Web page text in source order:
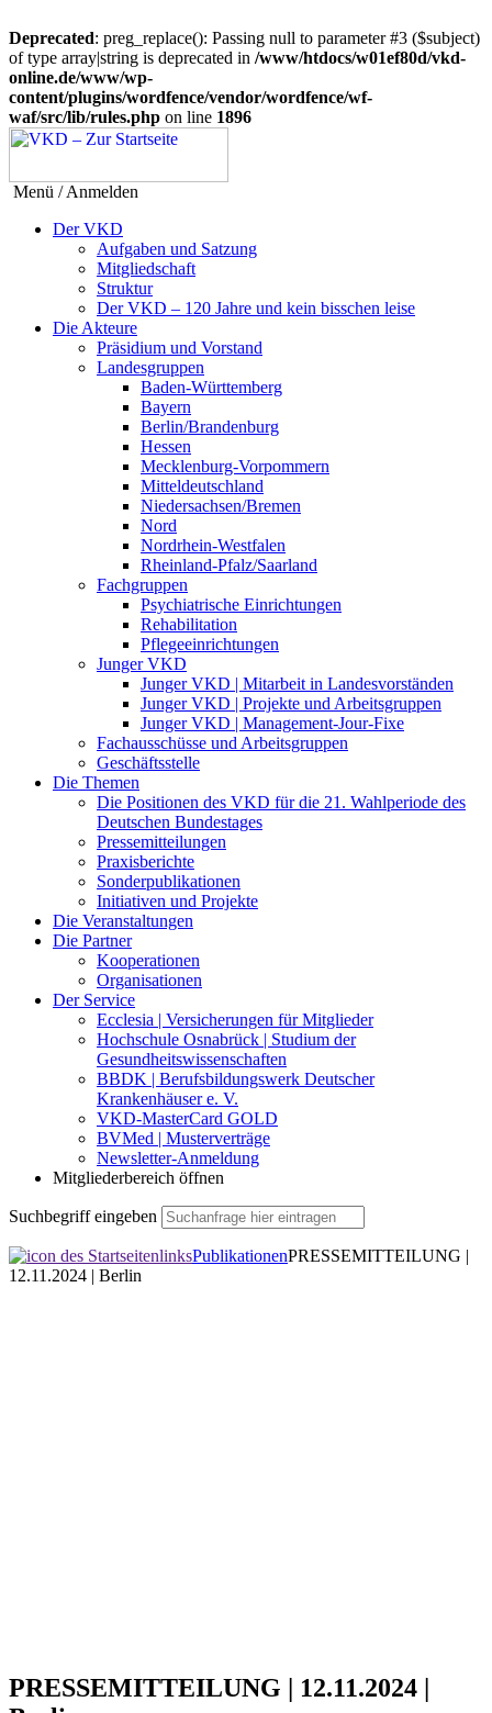
Deprecated: preg_replace(): Passing null to parameter #3 ($subject)
of type array|string is deprecated in /www/htdocs/w01ef80d/vkd-
online.de/www/wp-
content/plugins/wordfence/vendor/wordfence/wf-
waf/src/lib/rules.php on line 1896
Menü / Anmelden
Der VKD
Aufgaben und Satzung
Mitgliedschaft
Struktur
Der VKD – 120 Jahre und kein bisschen leise
Die Akteure
Präsidium und Vorstand
Landesgruppen
Baden-Württemberg
Bayern
Berlin/Brandenburg
Hessen
Mecklenburg-Vorpommern
Mitteldeutschland
Niedersachsen/Bremen
Nord
Nordrhein-Westfalen
Rheinland-Pfalz/Saarland
Fachgruppen
Psychiatrische Einrichtungen
Rehabilitation
Pflegeeinrichtungen
Junger VKD
Junger VKD | Mitarbeit in Landesvorständen
Junger VKD | Projekte und Arbeitsgruppen
Junger VKD | Management-Jour-Fixe
Fachausschüsse und Arbeitsgruppen
Geschäftsstelle
Die Themen
Die Positionen des VKD für die 21. Wahlperiode des
Deutschen Bundestages
Pressemitteilungen
Praxisberichte
Sonderpublikationen
Initiativen und Projekte
Die Veranstaltungen
Die Partner
Kooperationen
Organisationen
Der Service
Ecclesia | Versicherungen für Mitglieder
Hochschule Osnabrück | Studium der
Gesundheitswissenschaften
BBDK | Berufsbildungswerk Deutscher
Krankenhäuser e. V.
VKD-MasterCard GOLD
BVMed | Musterverträge
Newsletter-Anmeldung
Mitgliederbereich öffnen
Suchbegriff eingeben
PublikationenPRESSEMITTEILUNG |
12.11.2024 | Berlin
PRESSEMITTEILUNG | 12.11.2024 |